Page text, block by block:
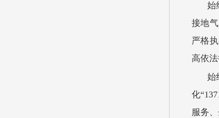
始
接地
严格
高依
始
化
服务